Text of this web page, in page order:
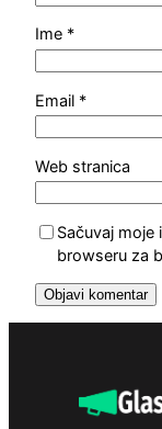
Ime *
Email *
Web stranica
Sačuvaj moje
browseru za